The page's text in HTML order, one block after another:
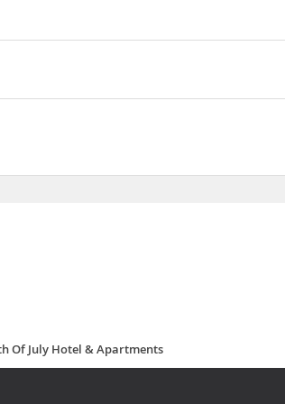
una fantástica zona de Alejandría (San
Stanley Además, este hotel de playa se
Of July Hotel & Apartments